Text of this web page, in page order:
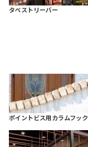
タペストリーバー
ポイントビス用カラムフック